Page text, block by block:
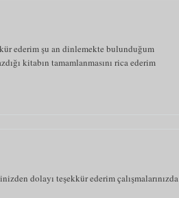
ederim şu an dinlemekte bulunduğum
kitabın tamamlanmasını rica ederim
dolayı teşekkür ederim çalışmalarınızda